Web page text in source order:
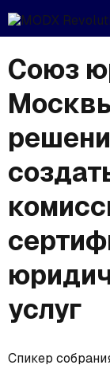
Союз
услуг
Спикер